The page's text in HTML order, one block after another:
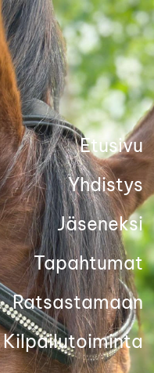
Etusivu
Yhdistys
Jäseneksi
Tapahtumat
Ratsastamaan
Kilpailutoiminta